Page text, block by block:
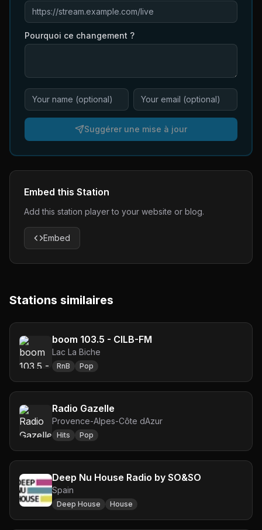
Pourquoi ce changement ?
Suggérer une mise à jour
Embed this Station
Add this station player to your website or blog.
Embed
Stations similaires
boom 103.5 - CILB-FM
Lac La Biche
RnB Pop
Radio Gazelle
Provence-Alpes-Côte dAzur
Hits Pop
Deep Nu House Radio by SO&SO
Spain
Deep House House